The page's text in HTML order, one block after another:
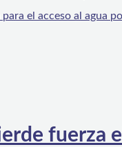
el acceso al agua
fuerza